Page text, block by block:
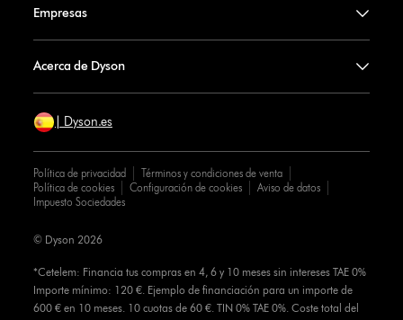
Empresas
Acerca de Dyson
| Dyson.es
Política de privacidad
Términos y condiciones de venta
Política de cookies
Configuración de cookies
Aviso de datos
Impuesto Sociedades
*Cetelem: Financia tus compras en 4, 6 y 10 meses sin intereses TAE 0%
Importe mínimo: 120 €. Ejemplo de financiación para un importe de
600 € en 10 meses. 10 cuotas de 60 €. TIN 0% TAE 0%. Coste total del
© Dyson 2026